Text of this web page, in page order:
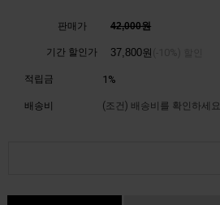
판매가 42,000원
기간 할인가 37,800원
적립금 1%
배송비 (조건) 배송비를 확인하세요